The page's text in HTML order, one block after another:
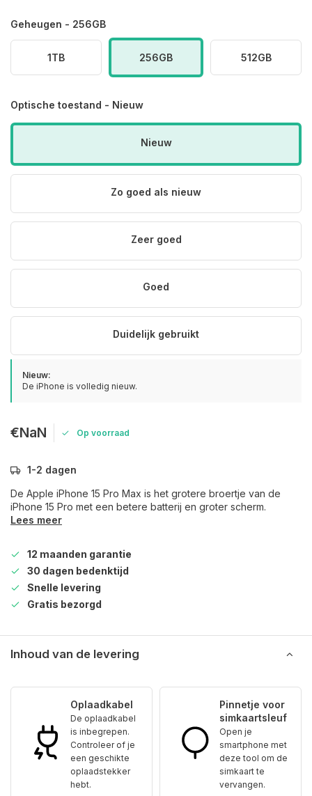
Geheugen - 256GB
1TB 256GB 512GB
Optische toestand - Nieuw
Nieuw
Zo goed als nieuw
Zeer goed
Goed
Duidelijk gebruikt
Nieuw:
De iPhone is volledig nieuw.
€NaN Op voorraad
1-2 dagen
De Apple iPhone 15 Pro Max is het grotere broertje van de
iPhone 15 Pro met een betere batterij en groter scherm.
Lees meer
12 maanden garantie
30 dagen bedenktijd
Snelle levering
Gratis bezorgd
Inhoud van de levering
Oplaadkabel
De oplaadkabel
is inbegrepen.
Controleer of je
een geschikte
oplaadstekker
hebt.
Pinnetje voor
simkaartsleuf
Open je
smartphone met
deze tool om de
simkaart te
vervangen.